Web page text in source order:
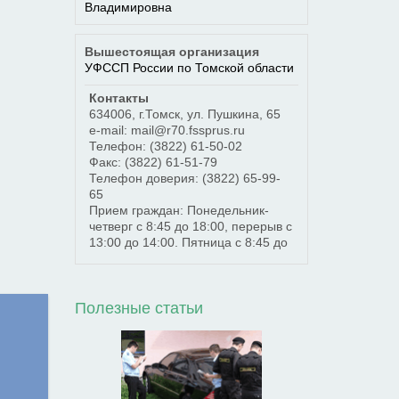
Владимировна
Вышестоящая организация
УФССП России по Томской области
Контакты
634006
г.Томск, ул. Пушкина, 65
e-mail: mail@r70.fssprus.ru
Телефон: (3822) 61-50-02
Факс: (3822) 61-51-79
Телефон доверия: (3822) 65-99-
65
Прием граждан: Понедельник-
четверг с 8:45 до 18:00, перерыв с
13:00 до 14:00. Пятница с 8:45 до
Полезные статьи